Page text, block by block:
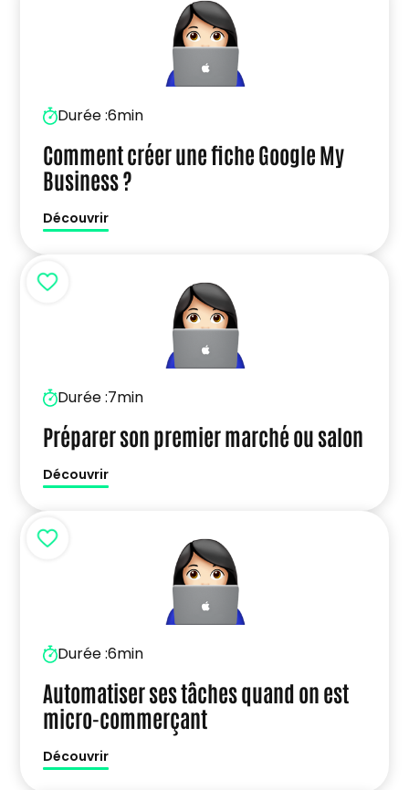
Durée :6min
Comment créer une fiche Google My
Business ?
Découvrir
Durée :7min
Préparer son premier marché ou salon
Découvrir
Durée :6min
Automatiser ses tâches quand on est
micro-commerçant
Découvrir